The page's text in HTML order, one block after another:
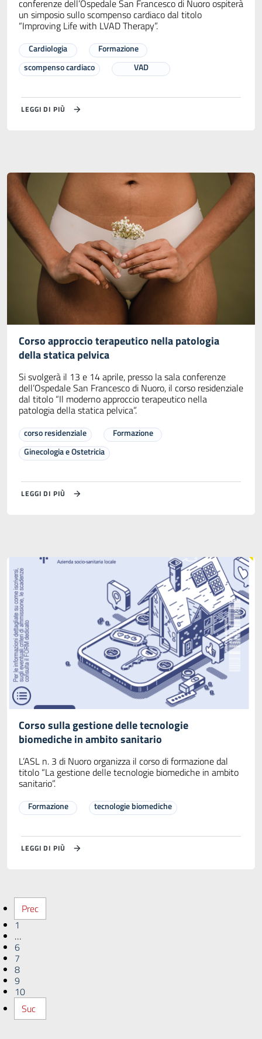
conferenze dell’Ospedale San Francesco di Nuoro ospiterà
un simposio sullo scompenso cardiaco dal titolo
“Improving Life with LVAD Therapy”.
Cardiologia
Formazione
scompenso cardiaco
VAD
LEGGI DI PIÙ
Corso approccio terapeutico nella patologia
della statica pelvica
Si svolgerà il 13 e 14 aprile, presso la sala conferenze
dell’Ospedale San Francesco di Nuoro, il corso residenziale
dal titolo “Il moderno approccio terapeutico nella
patologia della statica pelvica”.
corso residenziale
Formazione
Ginecologia e Ostetricia
LEGGI DI PIÙ
Corso sulla gestione delle tecnologie
biomediche in ambito sanitario
L’ASL n. 3 di Nuoro organizza il corso di formazione dal
titolo “La gestione delle tecnologie biomediche in ambito
sanitario”.
Formazione tecnologie biomediche
LEGGI DI PIÙ
Prec
1
…
6
7
8
9
10
Suc